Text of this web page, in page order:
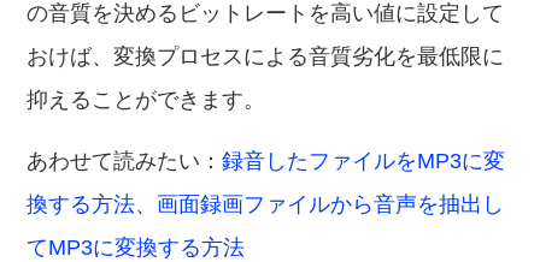
の音質を決めるビットレートを高い値に設定して
おけば、変換プロセスによる音質劣化を最低限に
抑えることができます。
あわせて読みたい：録音したファイルをMP3に変
換する方法、 画面録画ファイルから音声を抽出し
てMP3に変換する方法